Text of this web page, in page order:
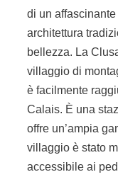
di un
architettura
bellezza. La
villaggio di
è facilmente
Calais. È una
offre un’ampia
villaggio è stato
accessibile ai